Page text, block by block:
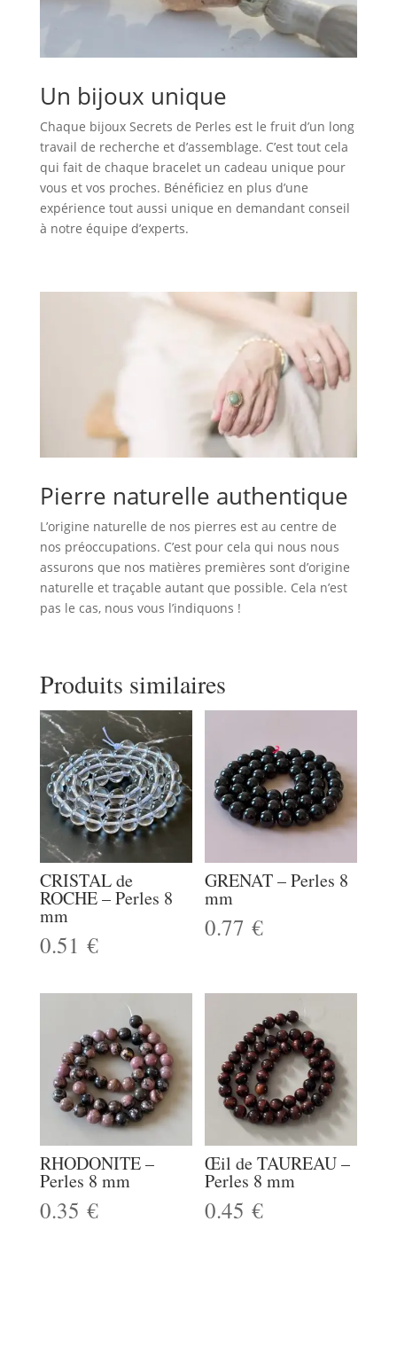
Un bijoux unique
Chaque bijoux Secrets de Perles est le fruit d’un long
travail de recherche et d’assemblage. C’est tout cela
qui fait de chaque bracelet un cadeau unique pour
vous et vos proches. Bénéficiez en plus d’une
expérience tout aussi unique en demandant conseil
à notre équipe d’experts.
Pierre naturelle authentique
L’origine naturelle de nos pierres est au centre de
nos préoccupations. C’est pour cela qui nous nous
assurons que nos matières premières sont d’origine
naturelle et traçable autant que possible. Cela n’est
pas le cas, nous vous l’indiquons !
Produits similaires
CRISTAL de
ROCHE – Perles 8
mm
0.51 €
GRENAT – Perles 8
mm
0.77€
RHODONITE –
Perles 8 mm
0.35 €
Œil de TAUREAU –
Perles 8 mm
0.45€